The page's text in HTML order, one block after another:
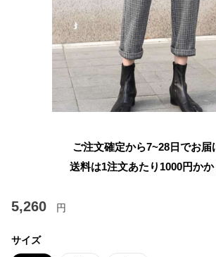
ご注文確定から7~28日でお届
送料は1注文あたり 1000円か
5,260 円
サイズ